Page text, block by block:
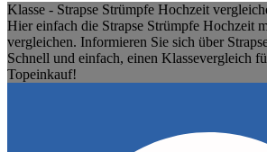
Klasse - Strapse Strümpfe Hochzeit
Hier einfach die Strapse Strümpfe Hochzeit
vergleichen. Informieren Sie sich über
Schnell und einfach, einen Klassevergleich
Topeinkauf!